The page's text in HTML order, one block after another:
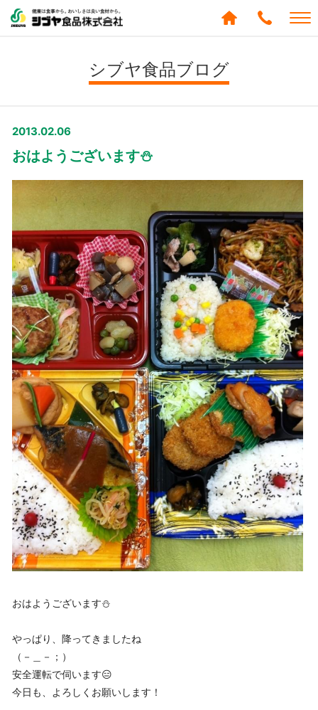
シブヤ食品ブログ
2013.02.06
おはようございます⛄
おはようございます⛄
やっぱり、降ってきましたね
（－＿－；）
安全運転で伺います😑
今日も、よろしくお願いします！